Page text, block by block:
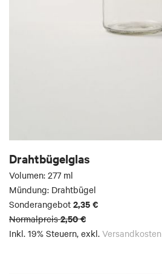
Drahtbügelglas
Volumen: 277 ml
Mündung: Drahtbügel
Sonderangebot 2,35 €
Normalpreis 2,50 €
Inkl. 19% Steuern, exkl. Versandkosten